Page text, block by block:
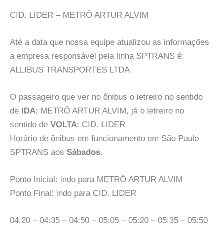
CID. LIDER – METRÔ ARTUR ALVIM
Até a data que nossa equipe atualizou as informações
a empresa responsável pela linha SPTRANS é:
ALLIBUS TRANSPORTES LTDA
O passageiro que ver no ônibus o letreiro no sentido
de IDA: METRÔ ARTUR ALVIM, já o letreiro no
sentido de VOLTA: CID. LIDER
Horário de ônibus em funcionamento em São Paulo
SPTRANS aos Sábados.
Ponto Inicial: indo para METRÔ ARTUR ALVIM
Ponto Final: indo para CID. LIDER
04:20 – 04:35 – 04:50 – 05:05 – 05:20 – 05:35 – 05:50